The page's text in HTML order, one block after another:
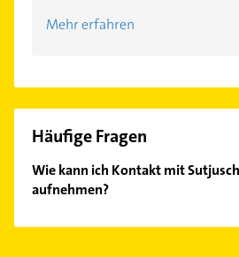
Mehr erfahren
Häufige Fragen
Wie kann ich Kontakt mit
aufnehmen?